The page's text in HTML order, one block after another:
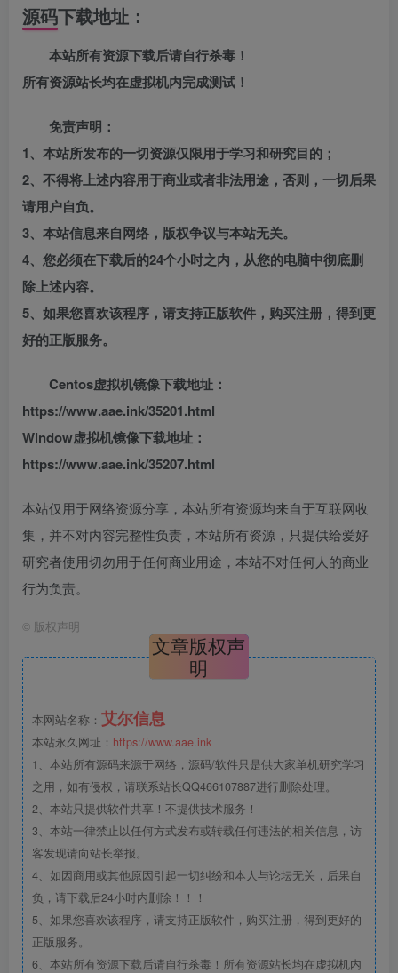
源码下载地址：
本站所有资源下载后请自行杀毒！
所有资源站长均在虚拟机内完成测试！
免责声明：
1、本站所发布的一切资源仅限用于学习和研究目的；
2、不得将上述内容用于商业或者非法用途，否则，一切后果
请用户自负。
3、本站信息来自网络，版权争议与本站无关。
4、您必须在下载后的24个小时之内，从您的电脑中彻底删
除上述内容。
5、如果您喜欢该程序，请支持正版软件，购买注册，得到更
好的正版服务。
Centos虚拟机镜像下载地址：
https://www.aae.ink/35201.html
Window虚拟机镜像下载地址：
https://www.aae.ink/35207.html
本站仅用于网络资源分享，本站所有资源均来自于互联网收
集，并不对内容完整性负责，本站所有资源，只提供给爱好
研究者使用切勿用于任何商业用途，本站不对任何人的商业
行为负责。
© 版权声明
文章版权声
明
本网站名称： 艾尔信息
本站永久网址： https://www.aae.ink
1、本站所有源码来源于网络，源码/软件只是供大家单机研究学习
之用，如有侵权，请联系站长QQ466107887进行删除处理。
2、本站只提供软件共享！不提供技术服务！
3、本站一律禁止以任何方式发布或转载任何违法的相关信息，访
客发现请向站长举报。
4、如因商用或其他原因引起一切纠纷和本人与论坛无关，后果自
负，请下载后24小时内删除！！！
5、如果您喜欢该程序，请支持正版软件，购买注册，得到更好的
正版服务。
6、本站所有资源下载后请自行杀毒！所有资源站长均在虚拟机内